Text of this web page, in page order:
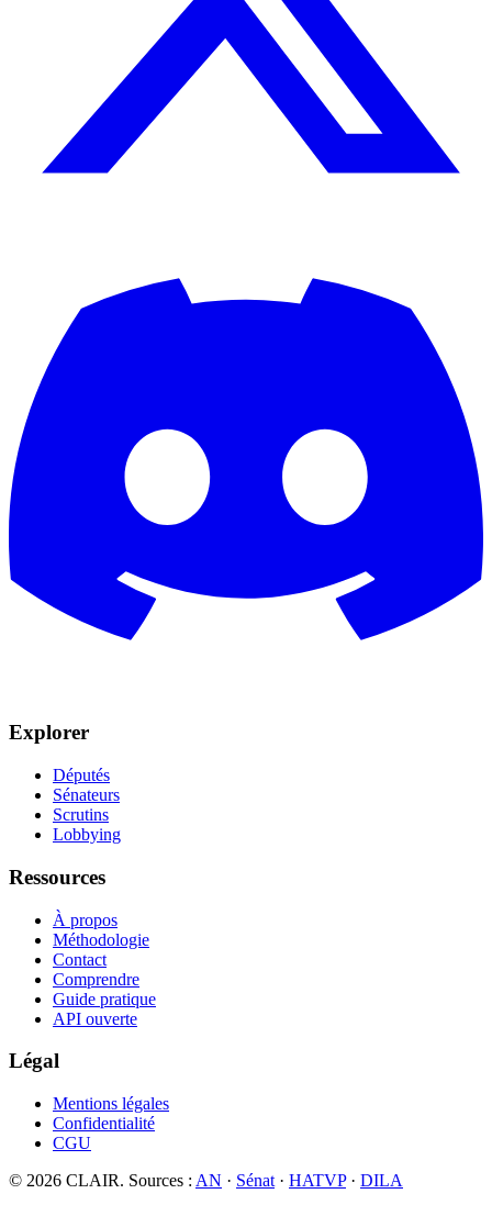
Explorer
Députés
Sénateurs
Scrutins
Lobbying
Ressources
À propos
Méthodologie
Contact
Comprendre
Guide pratique
API ouverte
Légal
Mentions légales
Confidentialité
CGU
© 2026 CLAIR. Sources : AN · Sénat · HATVP· DILA